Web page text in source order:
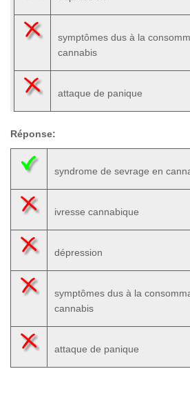
symptômes dus à la
cannabis
attaque de panique
Réponse:
syndrome de sevrage en
ivresse cannabique
dépression
symptômes dus à la
cannabis
attaque de panique